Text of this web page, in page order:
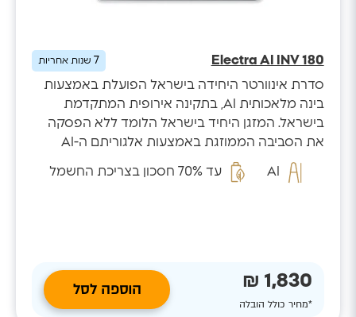
Electra AI INV 180
7שנות אחריות
סדרת אינוורטר היחידה בישראל הפועלת באמצעות
בינה מלאכותית AI, בתקינה אירופית המתקדמת
בישראל. המזגן היחיד בישראל הלומד ללא הפסקה
את הסביבה הממוזגת באמצעות אלגוריתם ה-AI
המזהה...
AI
עד 70% חסכון בצריכת החשמל
1,830 ₪
*מחיר כולל הובלה
הוספה לסל